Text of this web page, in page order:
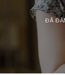
ĐÃ